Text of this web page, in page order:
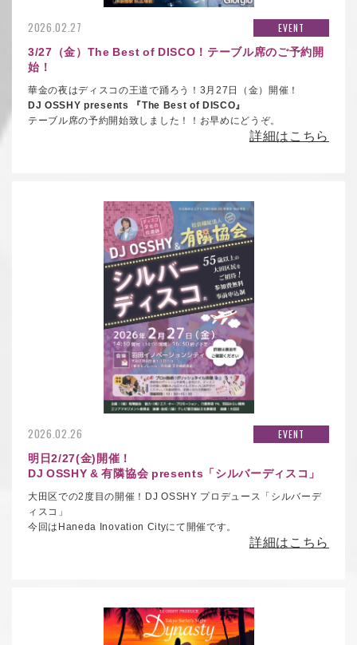
2026.02.27 EVENT
3/27（金）The Best of DISCO！テーブル席のご予約開
始！
華金の夜はディスコの王道で踊ろう！3月27日（金）開催！
DJ OSSHY presents 『The Best of DISCO』
テーブル席の予約開始致しました！！お早めにどうぞ。
詳細はこちら
2026.02.26 EVENT
明日2/27(金)開催！
DJ OSSHY & 有隣協会 presents「シルバーディスコ」
大田区での2度目の開催！DJ OSSHY プロデュース「シルバーデ
ィスコ」
今回はHaneda Inovation Cityにて開催です。
詳細はこちら